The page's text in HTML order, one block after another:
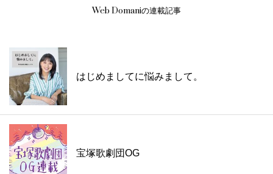
Web Domaniの連載記事
はじめましてに悩みまして。
宝塚歌劇団OG